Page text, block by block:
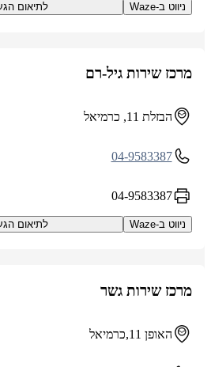
ניווט ב-Waze לתיאום הגעה
מרכז שירות גיל-רם
הבזלת 11, כרמיאל
04-9583387
04-9583387
ניווט ב-Waze לתיאום הגעה
מרכז שירות גשר
האופן 11,כרמיאל